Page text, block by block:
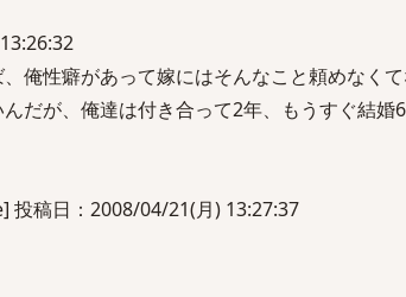
俺性癖があって嫁にはそんなこと頼めなく
だが、俺達は付き合って2年、もうすぐ結婚
投稿日：2008/04/21(月) 13:27:37